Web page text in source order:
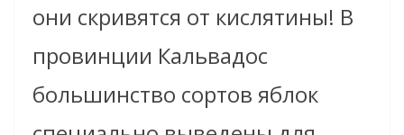
они скривятся от кислятины! В
провинции Кальвадос
большинство сортов яблок